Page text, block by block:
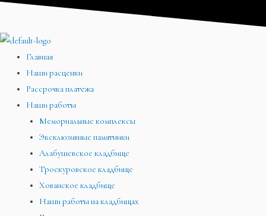
Перейти
содержимому
Главная
Наши расценки
Рассрочка платежа
Наши работы
Мемориальные комплексы
Эксклюзивные памятники
Алабушевское кладбище
Троекуровское кладбище
Хованское кладбище
Наши работы на кладбищах